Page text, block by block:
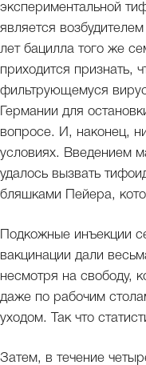
экспериментальной
является
лет бацилла того же
приходится признать,
фильтрующемуся
Германии для
вопросе. И, наконец,
условиях. Введением
удалось вызвать
бляшками Пейера,
Подкожные инъекции
вакцинации дали
несмотря на свободу,
даже по рабочим
уходом. Так что
Затем, в течение